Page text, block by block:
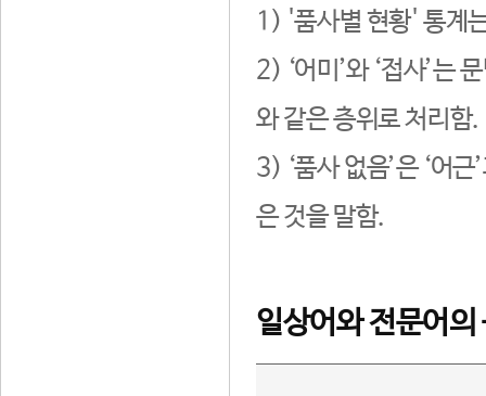
1) '품사별 현황' 통계
2) ‘어미’와 ‘접사’는
와 같은 층위로 처리함.
3) ‘품사 없음’은 ‘어
은 것을 말함.
일상어와 전문어의